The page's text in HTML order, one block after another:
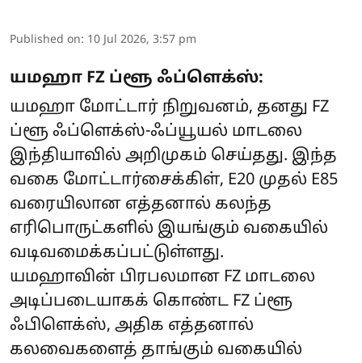
Published on: 10 Jul 2026, 3:57 pm
யமஹா FZ ப்ளூ ஃப்ளெக்ஸ்:
யமஹா மோட்டார் நிறுவனம், தனது FZ
ப்ளூ ஃப்ளெக்ஸ்-ஃப்யூயல் மாடலை
இந்தியாவில் அறிமுகம் செய்தது. இந்த
வகை மோட்டார்சைக்கிள், E20 முதல் E85
வரையிலான எத்தனால் கலந்த
எரிபொருட்களில் இயங்கும் வகையில்
வடிவமைக்கப்பட்டுள்ளது.
யமஹாவின் பிரபலமான FZ மாடலை
அடிப்படையாகக் கொண்ட FZ ப்ளூ
ஃபிளெக்ஸ், அதிக எத்தனால்
கலவைகளைத் தாங்கும் வகையில்